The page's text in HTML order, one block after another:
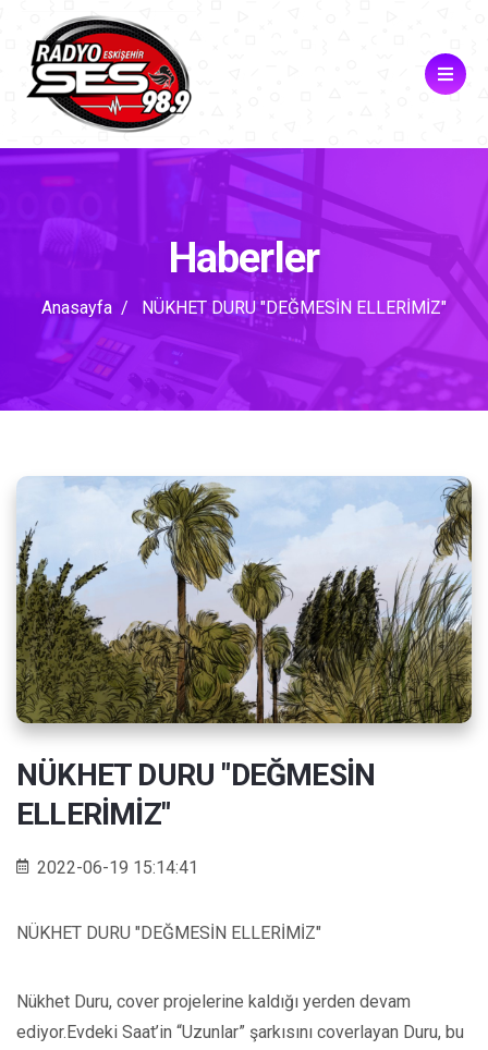
Haberler
Anasayfa NÜKHET DURU "DEĞMESİN ELLERİMİZ"
NÜKHET DURU "DEĞMESİN
ELLERİMİZ"
2022-06-19 15:14:41
NÜKHET DURU "DEĞMESİN ELLERİMİZ"
Nükhet Duru, cover projelerine kaldığı yerden devam
ediyor.Evdeki Saat’in “Uzunlar” şarkısını coverlayan Duru, bu